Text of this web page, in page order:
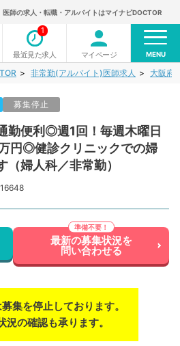
医師の求人・転職・アルバイトはマイナビDOCTOR
最近見た求人
1
マイページ MENU
非常勤(アルバイト)医師求人 大阪府
募集停止
勤便利◎週1回！毎週木曜日
円◎健診クリニックでの婦
（婦人科／非常勤）
最新の募集状況を
問い合わせる
集を停止しております。
況の確認も承ります。